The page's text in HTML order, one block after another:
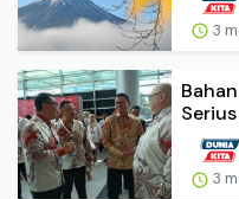
3
3